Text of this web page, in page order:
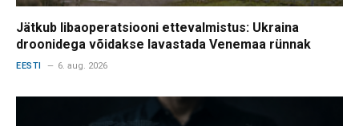
Jätkub libaoperatsiooni ettevalmistus: Ukraina
droonidega võidakse lavastada Venemaa rünnak
EESTI 6. aug. 2026